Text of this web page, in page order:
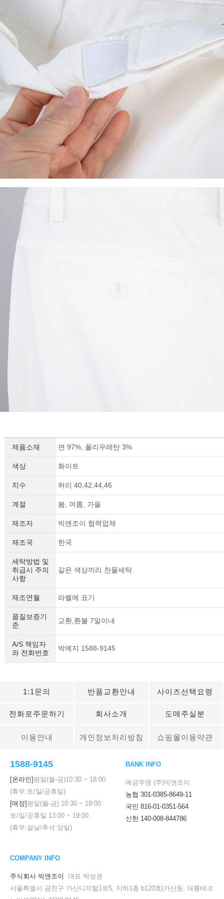
제품소재 면 97%, 폴리우레탄 3%
색상 화이트
치수 허리 40,42,44,46
계절 봄, 여름, 가을
제조자 빅앤조이 협력업체
제조국 한국
세탁방법 및
취급시 주의
사항
같은 색상끼리 찬물세탁
제조연월 라벨에 표기
품질보증기
준
교환,환불 7일이내
A/S 책임자
와 전화번호
박예지 1588-9145
1:1문의 반품교환안내 사이즈선택요령
전화로주문하기 회사소개 도매주실분
이용안내 개인정보처리방침 쇼핑몰이용약관
1588-9145
[온라인]평일(월-금)10:30 ~ 18:00
(휴무:토/일/공휴일)
[매장]평일(월-금) 10:30 ~ 19:00
토/일/공휴일 13:00 ~ 19:00
(휴무:설날/추석 당일)
BANK INFO
예금주명 (주)빅앤조이
농협 301-0385-8649-11
국민 816-01-0351-564
신한 140-008-844786
COMPANY INFO
주식회사 빅앤조이
대표 박성권
서울특별시 금천구 가산디지털1로5, 지하1층 b120호(가산동, 대륭테크